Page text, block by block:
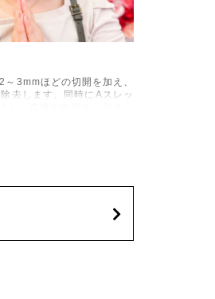
3mmほどの切開を加え、
去します。同時にAスレッ
し、皮膚を内側から引き上
き攣れ感などが術後一時的
、施術箇所の知覚鈍麻、ぼ